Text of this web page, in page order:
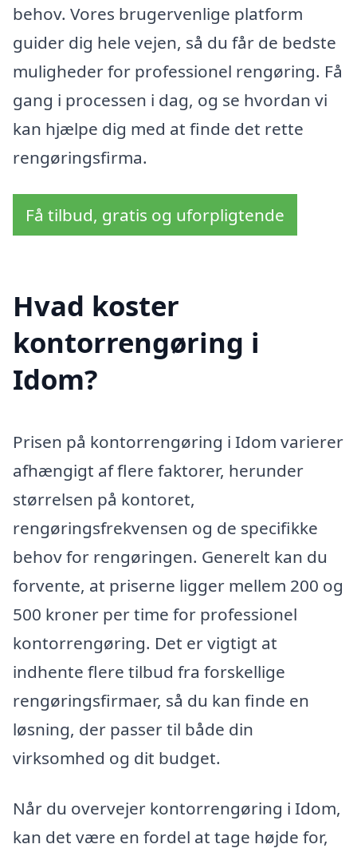
behov. Vores brugervenlige platform
guider dig hele vejen, så du får de bedste
muligheder for professionel rengøring. Få
gang i processen i dag, og se hvordan vi
kan hjælpe dig med at finde det rette
rengøringsfirma.
Få tilbud, gratis og uforpligtende
Hvad koster
kontorrengøring i
Idom?
Prisen på kontorrengøring i Idom varierer
afhængigt af flere faktorer, herunder
størrelsen på kontoret,
rengøringsfrekvensen og de specifikke
behov for rengøringen. Generelt kan du
forvente, at priserne ligger mellem 200 og
500 kroner per time for professionel
kontorrengøring. Det er vigtigt at
indhente flere tilbud fra forskellige
rengøringsfirmaer, så du kan finde en
løsning, der passer til både din
virksomhed og dit budget.
Når du overvejer kontorrengøring i Idom,
kan det være en fordel at tage højde for,